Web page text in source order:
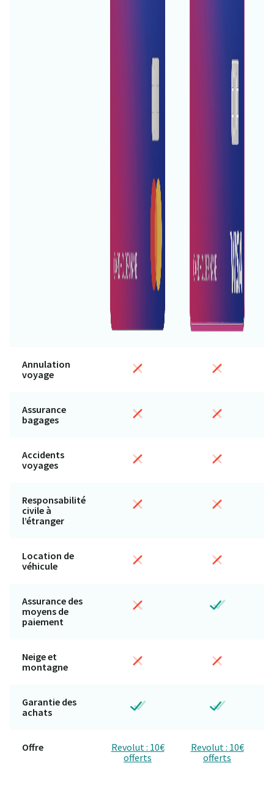
Annulation
voyage
Assurance
bagages
Accidents
voyages
Responsabilité
civile à
l’étranger
Location de
véhicule
Assurance des
moyens de
paiement
Neige et
montagne
Garantie des
achats
Offre
Revolut : 10€
offerts
Revolut : 10€
offerts